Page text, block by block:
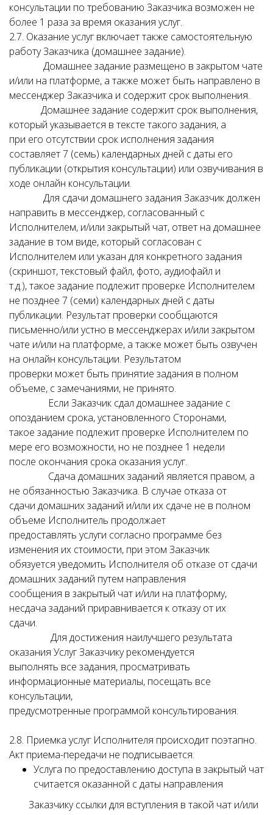
консультации по требованию Заказчика возможен не
более 1 раза за время оказания услуг.
2.7. Оказание услуг включает также самостоятельную
работу Заказчика (домашнее задание).
Домашнее задание размещено в закрытом чате
и/или на платформе, а также может быть направлено в
мессенджер Заказчика и содержит срок выполнения.
Домашнее задание содержит срок выполнения,
который указывается в тексте такого задания, а
при его отсутствии срок исполнения задания
составляет 7 (семь) календарных дней с даты его
публикации (открытия консультации) или озвучивания в
ходе онлайн консультации.
Для сдачи домашнего задания Заказчик должен
направить в мессенджер, согласованный с
Исполнителем, и/или закрытый чат, ответ на домашнее
задание в том виде, который согласован с
Исполнителем или указан для конкретного задания
(скриншот, текстовый файл, фото, аудиофайл и
т.д.), такое задание подлежит проверке Исполнителем
не позднее 7 (семи) календарных дней с даты
публикации. Результат проверки сообщаются
письменно/или устно в мессенджерах и/или закрытом
чате и/или на платформе, а также может быть озвучен
на онлайн консультации. Результатом
проверки может быть принятие задания в полном
объеме, с замечаниями, не принято.
Если Заказчик сдал домашнее задание с
опозданием срока, установленного Сторонами,
такое задание подлежит проверке Исполнителем по
мере его возможности, но не позднее 1 недели
после окончания срока оказания услуг.
Сдача домашних заданий является правом, а
не обязанностью Заказчика. В случае отказа от
сдачи домашних заданий и/или их сдаче не в полном
объеме Исполнитель продолжает
предоставлять услуги согласно программе без
изменения их стоимости, при этом Заказчик
обязуется уведомить Исполнителя об отказе от сдачи
домашних заданий путем направления
сообщения в закрытый чат и/или на платформу,
несдача заданий приравнивается к отказу от их
сдачи.
Для достижения наилучшего результата
оказания Услуг Заказчику рекомендуется
выполнять все задания, просматривать
информационные материалы, посещать все
консультации,
предусмотренные программой консультирования.
2.8. Приемка услуг Исполнителя происходит поэтапно.
Акт приема-передачи не подписывается.
Услуга по предоставлению доступа в закрытый чат
считается оказанной с даты направления
Заказчику ссылки для вступления в такой чат и/или